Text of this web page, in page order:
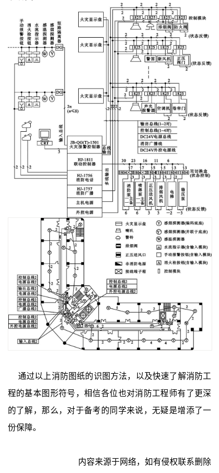
通过以上消防图纸的识图方法，以及快速了解消防工
程的基本图形符号 ，相信各位也对消防工程师有了更深
的了解，那么，对于备考的同学来说，无疑是增添了一
份保障。
内容来源于网络，如有侵权联系删除